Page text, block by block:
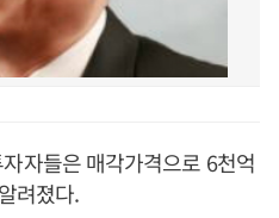
자들은 매각가격으로 6천억
려졌다.